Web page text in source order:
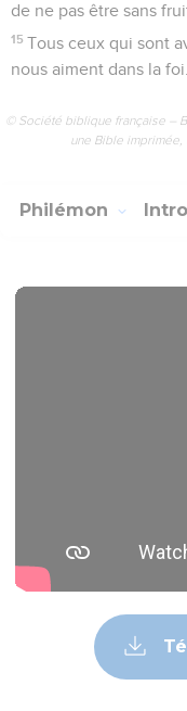
de ne pas être sans
15 Tous ceux qui sont
nous aiment dans la
© Société biblique française –
une Bible
Philémon